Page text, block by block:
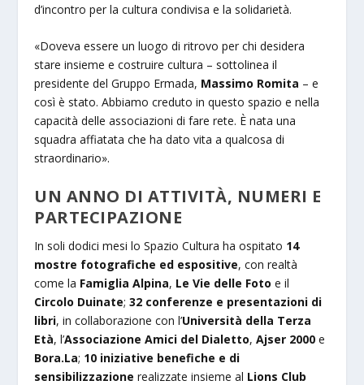
d’incontro per la cultura condivisa e la solidarietà.
«Doveva essere un luogo di ritrovo per chi desidera
stare insieme e costruire cultura – sottolinea il
presidente del Gruppo Ermada, Massimo Romita – e
così è stato. Abbiamo creduto in questo spazio e nella
capacità delle associazioni di fare rete. È nata una
squadra affiatata che ha dato vita a qualcosa di
straordinario».
UN ANNO DI ATTIVITÀ, NUMERI E
PARTECIPAZIONE
In soli dodici mesi lo Spazio Cultura ha ospitato 14
mostre fotografiche ed espositive, con realtà
come la Famiglia Alpina, Le Vie delle Foto e il
Circolo Duinate;32 conferenze e presentazioni di
libri, in collaborazione con l’Università della Terza
Età, l’Associazione Amici del Dialetto,Ajser 2000 e
Bora.La; 10 iniziative benefiche e di
sensibilizzazione realizzate insieme al Lions Club